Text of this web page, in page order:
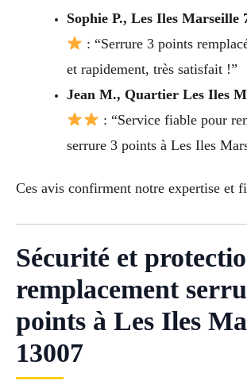
Sophie P., Les Iles Marseille
: “Serrure 3 points
et rapidement, très satisfait !”
Jean M., Quartier Les Iles
: “Service fiable pour
serrure 3 points à Les Iles
Ces avis confirment notre expertise et
Sécurité et
remplacement
points à Les Iles
13007